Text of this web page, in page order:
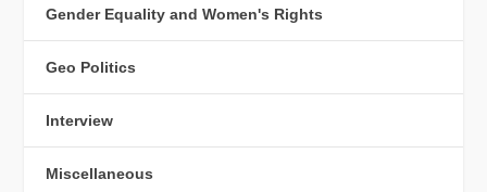
Gender Equality and Women's Rights
Geo Politics
Interview
Miscellaneous